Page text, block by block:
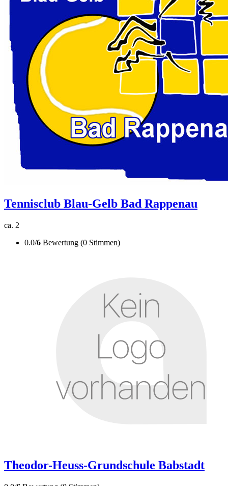
Tennisclub Blau-Gelb Bad Rappenau
ca. 2
0.0/6 Bewertung (0 Stimmen)
Theodor-Heuss-Grundschule Babstadt